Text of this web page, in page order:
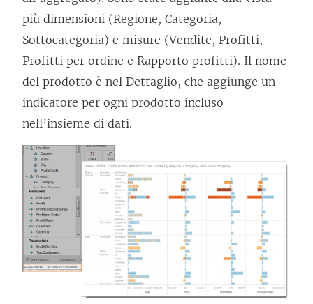
più dimensioni (Regione, Categoria,
Sottocategoria) e misure (Vendite, Profitti,
Profitti per ordine e Rapporto profitti). Il nome
del prodotto è nel Dettaglio, che aggiunge un
indicatore per ogni prodotto incluso
nell’insieme di dati.